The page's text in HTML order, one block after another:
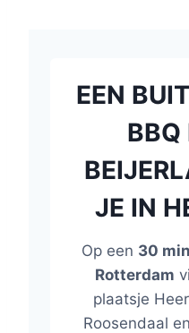
EEN
BBQ
JE IN
Op een 30
Rotterdam
plaatsje
Roosendaal